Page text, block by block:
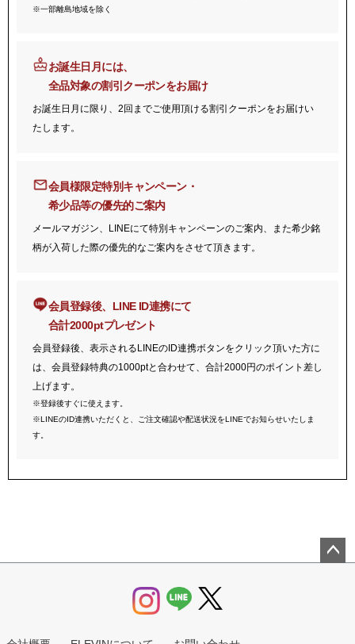
※一部離島地域を除く
お誕生日月には、
全品対象の割引クーポンをお届け
お誕生日月に限り、2回までご使用頂ける割引クーポンをお届けい
たします。
会員様限定特別キャンペーン・
希少品等の優先的ご案内
メールマガジン、LINEにて特別キャンペーンのご案内、また希少銘
柄が入荷した際の優先的なご案内をさせて頂きます。
会員登録後、LINE ID連携にて
合計2000ptプレゼント
会員登録後、表示されるLINEのID連携ボタンをクリック頂いた方に
は、会員登録特典の1000ptと合わせて、合計2000円のポイント差し
上げます。
※登録後すぐに使えます。
※LINEのID連携いただくと、ご注文確認や配送状況をLINEでお知らせいたしま
す。